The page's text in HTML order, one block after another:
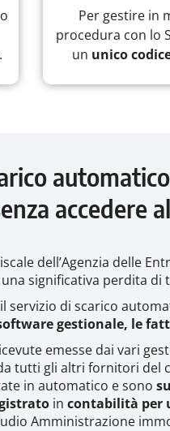
Per gestire in
procedura con lo
un unico
accedere
dell’Agenzia delle
significativa perdita
servizio di scarico
gestionale, le
emesse dai vari
tutti gli altri fornitori del
in automatico e sono
incontabilità per
Amministrazione